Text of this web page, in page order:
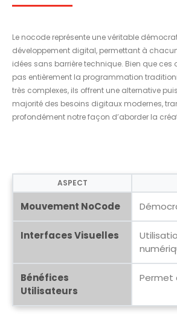
Le nocode représente une véritable
développement digital, permettant à
idées sans barrière technique. Bien que ces
pas entièrement la programmation
très complexes, ils offrent une alternative
majorité des besoins digitaux modernes,
profondément notre façon d’aborder la
ASPECT
Mouvement NoCode
Interfaces Visuelles
Bénéfices
Utilisateurs
Permet